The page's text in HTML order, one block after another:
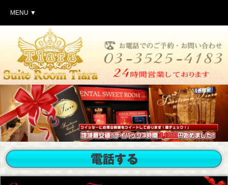
MENU ▼